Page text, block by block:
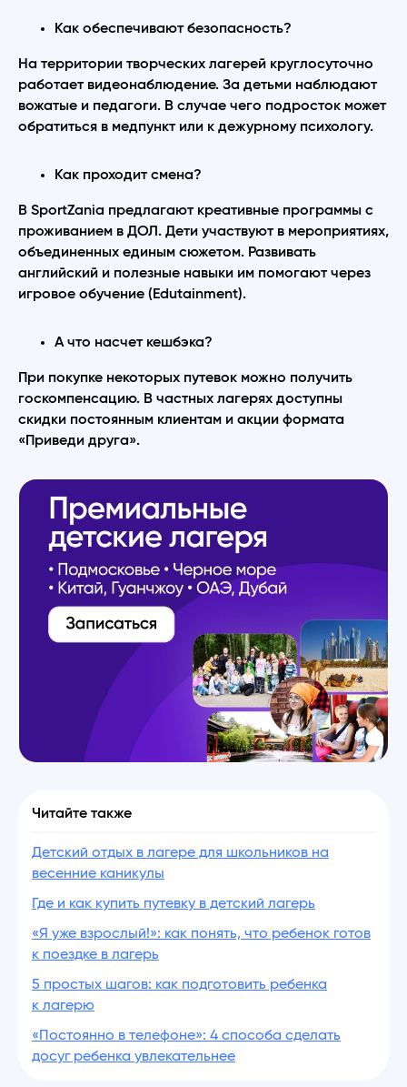
Как обеспечивают безопасность?
На территории творческих лагерей круглосуточно
работает видеонаблюдение. За детьми наблюдают
вожатые и педагоги. В случае чего подросток может
обратиться в медпункт или к дежурному психологу.
Как проходит смена?
В SportZania предлагают креативные программы с
проживанием в ДОЛ. Дети участвуют в мероприятиях,
объединенных единым сюжетом. Развивать
английский и полезные навыки им помогают через
игровое обучение (Edutainment).
А что насчет кешбэка?
При покупке некоторых путевок можно получить
госкомпенсацию. В частных лагерях доступны
скидки постоянным клиентам и акции формата
«Приведи друга».
Читайте также
Детский отдых в лагере для школьников на
весенние каникулы
Где и как купить путевку в детский лагерь
«Я уже взрослый!»: как понять, что ребенок готов
к поездке в лагерь
5 простых шагов: как подготовить ребенка
к лагерю
«Постоянно в телефоне»: 4 способа сделать
досуг ребенка увлекательнее